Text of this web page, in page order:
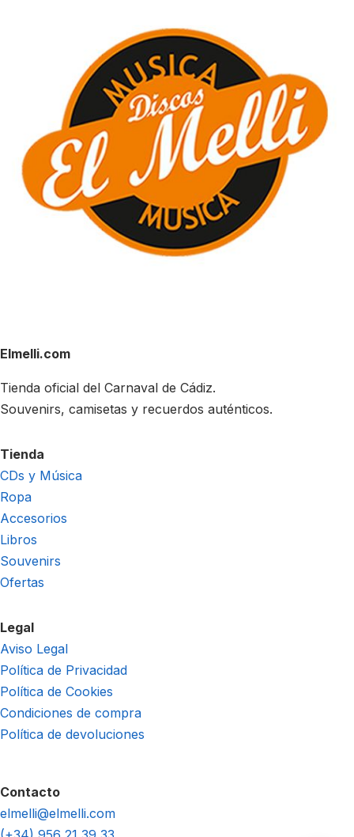
Elmelli.com
Tienda oficial del Carnaval de Cádiz.
Souvenirs, camisetas y recuerdos auténticos.
Tienda
CDs y Música
Ropa
Accesorios
Libros
Souvenirs
Ofertas
Legal
Aviso Legal
Política de Privacidad
Política de Cookies
Condiciones de compra
Política de devoluciones
Contacto
elmelli@elmelli.com